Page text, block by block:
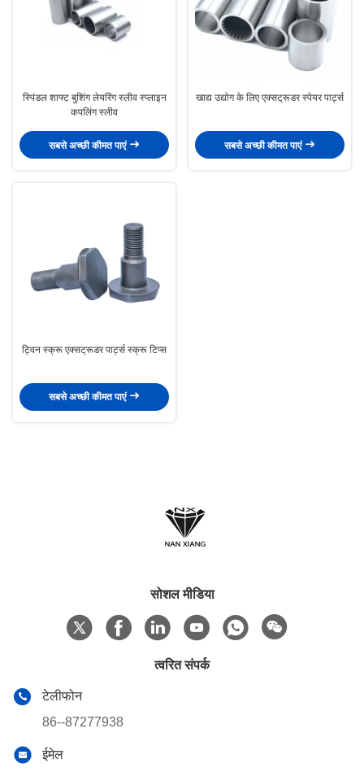
स्पिंडल शाफ्ट बुशिंग लेयरिंग स्लीव स्प्लाइन
कपलिंग स्लीव
सबसे अच्छी कीमत पाएं
खाद्य उद्योग के लिए एक्सट्रूडर स्पेयर पार्ट्स
सबसे अच्छी कीमत पाएं
ट्विन स्क्रू एक्सट्रूडर पार्ट्स स्क्रू टिप्स
सबसे अच्छी कीमत पाएं
सोशल मीडिया
त्वरित संपर्क
टेलीफोन
86--87277938
ईमेल